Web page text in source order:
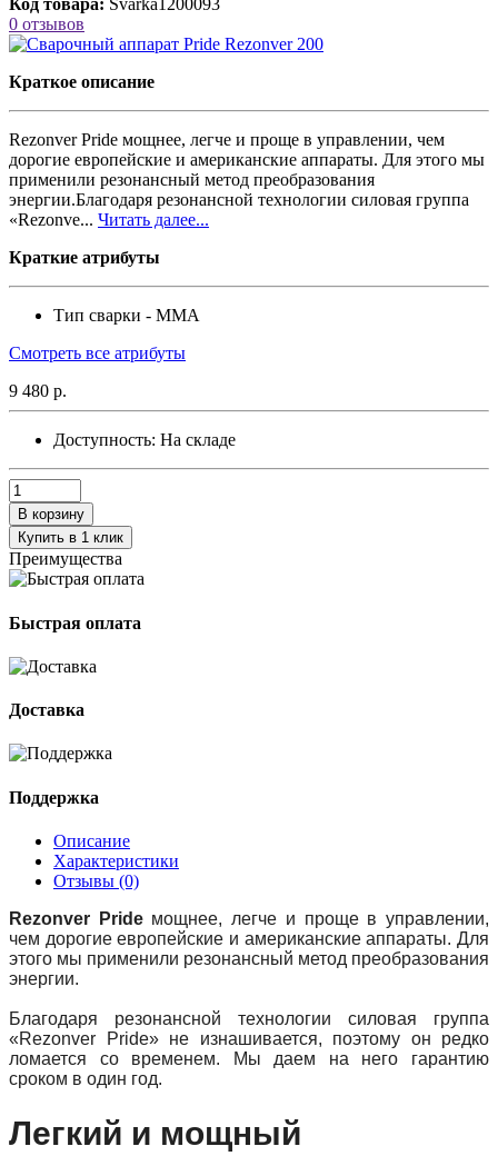
Код товара: Svarka1200093
0 отзывов
Краткое описание
Rezonver Pride мощнее, легче и проще в управлении, чем
дорогие европейские и американские аппараты. Для этого мы
применили резонансный метод преобразования
энергии.Благодаря резонансной технологии силовая группа
«Rezonve... Читать далее...
Краткие атрибуты
Тип сварки - MMA
Смотреть все атрибуты
9 480 р.
Доступность: На складе
В корзину
Купить в 1 клик
Преимущества
Быстрая оплата
Доставка
Поддержка
Описание
Характеристики
Отзывы (0)
Rezonver Prideмощнее, легче и проще в управлении,
чем дорогие европейские и американские аппараты. Для
этого мы применили резонансный метод преобразования
энергии.
Благодаря резонансной технологии силовая группа
«Rezonver Pride» не изнашивается, поэтому он редко
ломается со временем. Мы даем на него гарантию
сроком в один год.
Легкий и мощный